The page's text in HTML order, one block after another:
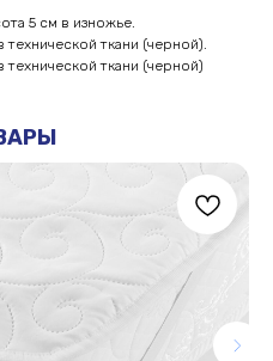
5 см в изножье.
ткани (черной).
ткани (черной)